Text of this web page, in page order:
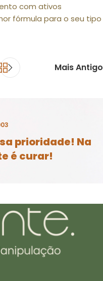
com ativos
fórmula para o seu tipo
Mais Antigo
prioridade! Na
é curar!